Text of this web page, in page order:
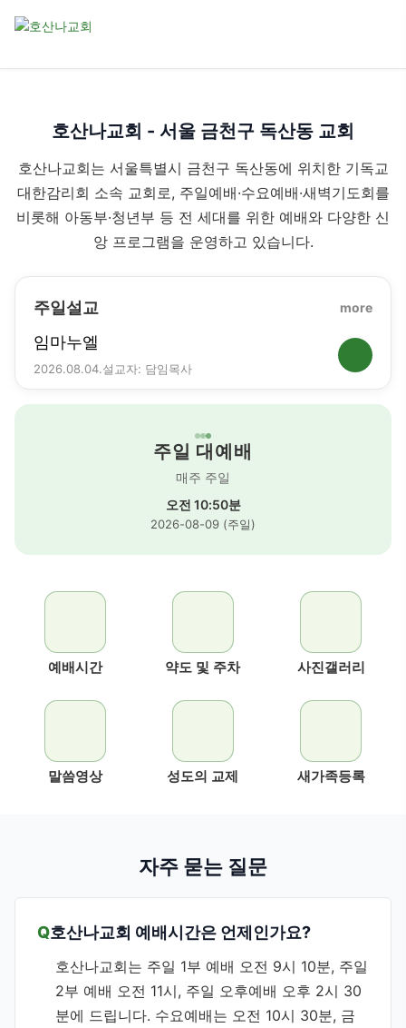
호산나교회 - 서울 금천구 독산동 교회
호산나교회는 서울특별시 금천구 독산동에 위치한 기독교
대한감리회 소속 교회로, 주일예배·수요예배·새벽기도회를
비롯해 아동부·청년부 등 전 세대를 위한 예배와 다양한 신
앙 프로그램을 운영하고 있습니다.
주일 대예배
매주 주일
오전 10:50분
2026-08-09 (주일)
주일설교 more
임마누엘
2026.08.04.설교자: 담임목사
예배시간 약도 및 주차 사진갤러리
말씀영상 성도의 교제 새가족등록
자주 묻는 질문
호산나교회 예배시간은 언제인가요?
호산나교회는 주일 1부 예배 오전 9시 10분, 주일
2부 예배 오전 11시, 주일 오후예배 오후 2시 30
분에 드립니다. 수요예배는 오전 10시 30분, 금